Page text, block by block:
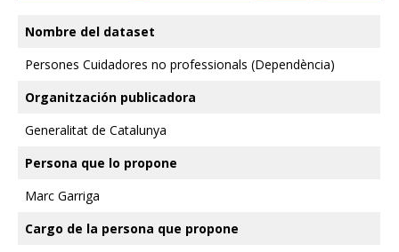
Nombre del dataset
Persones Cuidadores no professionals (Dependència)
Organitzación publicadora
Generalitat de Catalunya
Persona que lo propone
Marc Garriga
Cargo de la persona que propone